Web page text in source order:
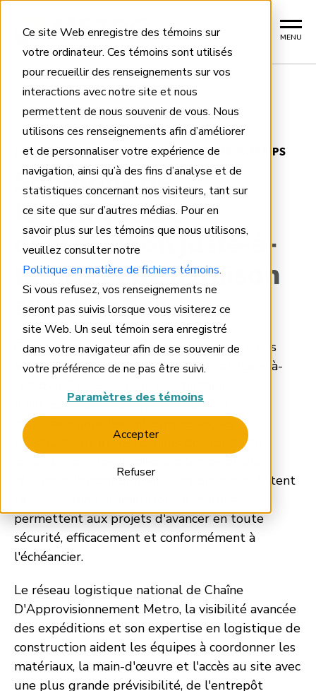
Ce site Web enregistre des témoins sur
votre ordinateur. Ces témoins sont utilisés
pour recueillir des renseignements sur vos
interactions avec notre site et nous
permettent de nous souvenir de vous. Nous
utilisons ces renseignements afin d’améliorer
et de personnaliser votre expérience de
navigation, ainsi qu’à des fins d’analyse et de
statistiques concernant nos visiteurs, tant sur
ce site que sur d’autres médias. Pour en
savoir plus sur les témoins que nous utilisons,
veuillez consulter notre
Politique en matière de fichiers témoins.
Si vous refusez, vos renseignements ne
seront pas suivis lorsque vous visiterez ce
site Web. Un seul témoin sera enregistré
dans votre navigateur afin de se souvenir de
votre préférence de ne pas être suivi.
Paramètres des témoins
Accepter
Refuser
MENU
Home
LOGISTIQUE DE CONSTRUCTION JUSTE-À-TEMPS
Solutions de
logistique de
construction juste-à-
temps et de livraison
sur chantier
Chaîne D'Approvisionnement Metro offre des
services de logistique de construction juste-à-
d'entreposage et de gestion des flux de
matériaux pour les entrepreneurs, les
constructeurs et les équipes de projets de
réduisent l'encombrement des chantiers, évitent
permettent aux projets d'avancer en toute
sécurité, efficacement et conformément à
l'échéancier.
Le réseau logistique national de Chaîne
D'Approvisionnement Metro, la visibilité avancée
des expéditions et son expertise en logistique de
construction aident les équipes à coordonner les
matériaux, la main-d'œuvre et l'accès au site avec
une plus grande prévisibilité, de l'entrepôt